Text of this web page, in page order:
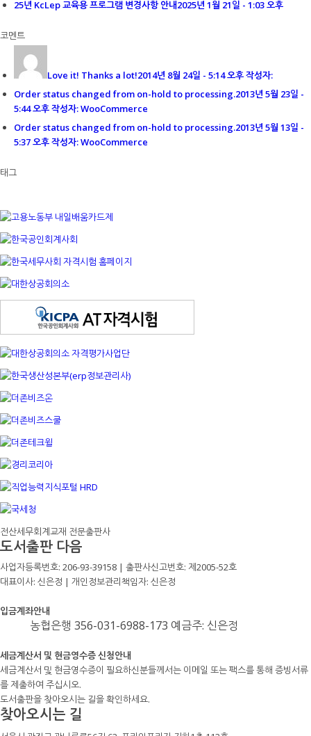
25년 KcLep 교육용 프로그램 변경사항 안내2025년 1월 21일 - 1:03 오후
코멘트
Love it! Thanks a lot!2014년 8월 24일 - 5:14 오후 작성자:
Order status changed from on-hold to processing.2013년 5월 23일 -
5:44 오후 작성자: WooCommerce
Order status changed from on-hold to processing.2013년 5월 13일 -
5:37 오후 작성자: WooCommerce
태그
전산세무회계교재 전문출판사
도서출판 다음
사업자등록번호: 206-93-39158 | 출판사신고번호: 제2005-52호
대표이사: 신은정 | 개인정보관리책임자: 신은정
입금계좌안내
농협은행 356-031-6988-173 예금주: 신은정
세금계산서 및 현금영수증 신청안내
세금계산서 및 현금영수증이 필요하신분들께서는 이메일 또는 팩스를 통해 증빙서류
를 제출하여 주십시오.
도서출판을 찾아오시는 길을 확인하세요.
찾아오시는 길